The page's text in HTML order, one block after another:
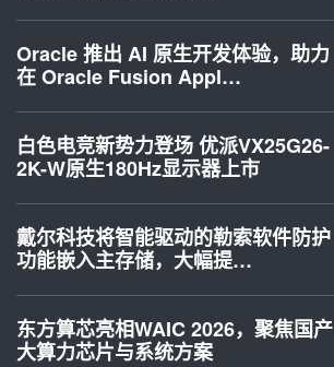
Oracle 推出 AI 原生开发体验，助力
在 Oracle Fusion Appl…
白色电竞新势力登场 优派VX25G26-
2K-W原生180Hz显示器上市
戴尔科技将智能驱动的勒索软件防护
功能嵌入主存储，大幅提…
东方算芯亮相WAIC 2026，聚焦国产
大算力芯片与系统方案